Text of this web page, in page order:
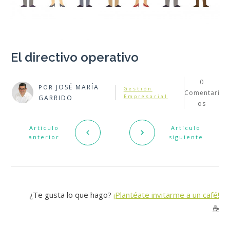
El directivo operativo
POR JOSÉ MARÍA
GARRIDO
Gestión
Empresarial
0
Comentari
os
Artículo
anterior
Artículo
siguiente
¿Te gusta lo que hago? ¡Plantéate invitarme a un café!
☕️